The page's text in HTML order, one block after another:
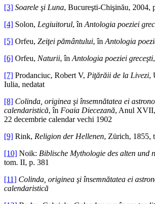
[3] Soarele şi Luna, Bucureşti-Chişinău, 2004,
[4] Solon, Legiuitorul, în Antologia poeziei
[5] Orfeu, Zeiţei pământului, în Antologia
[6] Orfeu, Naturii, în Antologia poeziei greceşti
[7] Prodanciuc, Robert V, Piţărăii de la Livezi,
Iulia, nedatat
[8] Colinda, originea şi însemnătatea ei
calendaristică, în Foaia Diecezană, Anul XVII,
22 decembrie calendar vechi 1902
[9] Rink, Religion der Hellenen, Zürich, 1855,
[10] Noik: Biblische Mythologie des alten und
tom. II, p. 381
[11] Colinda, originea şi însemnătatea ei
calendaristică